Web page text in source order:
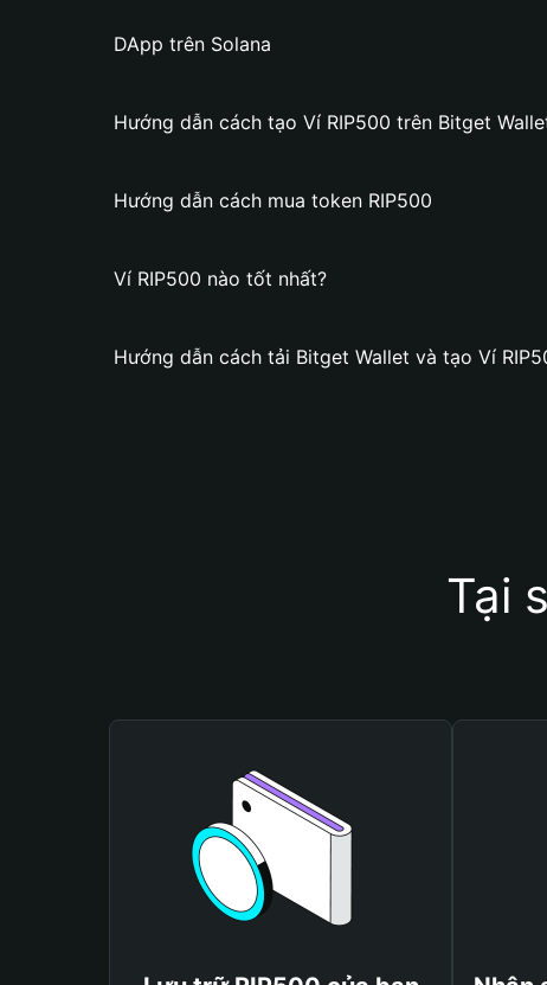
DApp trên Solana
Hướng dẫn cách tạo Ví RIP500 trên Bitget
Hướng dẫn cách mua token RIP500
Ví RIP500 nào tốt nhất?
Hướng dẫn cách tải Bitget Wallet và tạo Ví
Tại